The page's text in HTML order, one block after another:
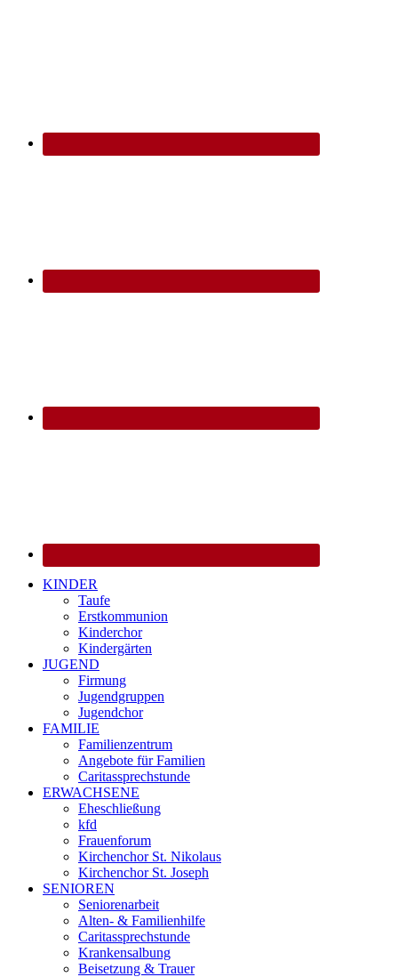
KINDER
Taufe
Erstkommunion
Kinderchor
Kindergärten
JUGEND
Firmung
Jugendgruppen
Jugendchor
FAMILIE
Familienzentrum
Angebote für Familien
Caritassprechstunde
ERWACHSENE
Eheschließung
kfd
Frauenforum
Kirchenchor St. Nikolaus
Kirchenchor St. Joseph
SENIOREN
Seniorenarbeit
Alten- & Familienhilfe
Caritassprechstunde
Krankensalbung
Beisetzung & Trauer